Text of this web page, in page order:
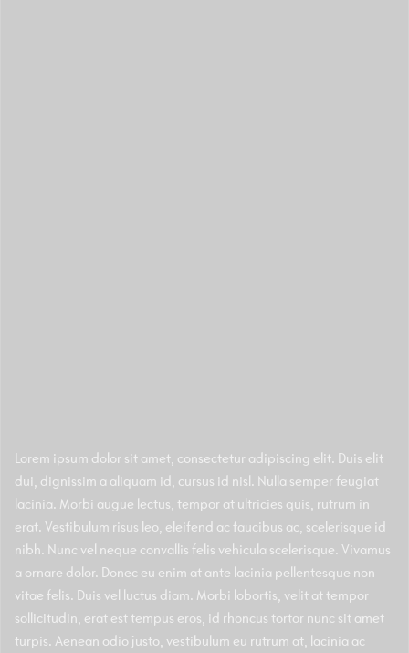
Lorem ipsum dolor sit amet, consectetur adipiscing elit. Duis elit
dui, dignissim a aliquam id, cursus id nisl. Nulla semper feugiat
lacinia. Morbi augue lectus, tempor at ultricies quis, rutrum in
erat. Vestibulum risus leo, eleifend ac faucibus ac, scelerisque id
nibh. Nunc vel neque convallis felis vehicula scelerisque. Vivamus
a ornare dolor. Donec eu enim at ante lacinia pellentesque non
vitae felis. Duis vel luctus diam. Morbi lobortis, velit at tempor
sollicitudin, erat est tempus eros, id rhoncus tortor nunc sit amet
turpis. Aenean odio justo, vestibulum eu rutrum at, lacinia ac